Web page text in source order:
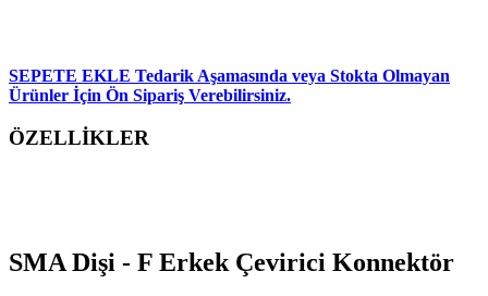
SEPETE EKLE Tedarik Aşamasında veya Stokta Olmayan
Ürünler İçin Ön Sipariş Verebilirsiniz.
ÖZELLİKLER
SMA Dişi - F Erkek Çevirici Konnektör